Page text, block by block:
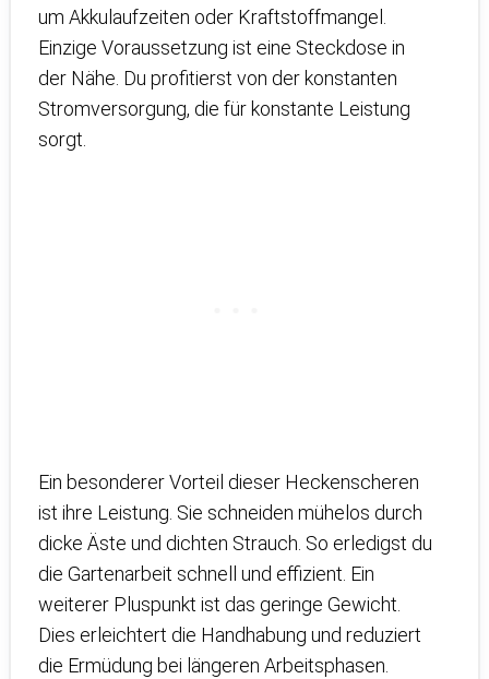
um Akkulaufzeiten oder Kraftstoffmangel.
Einzige Voraussetzung ist eine Steckdose in
der Nähe. Du profitierst von der konstanten
Stromversorgung, die für konstante Leistung
sorgt.
Ein besonderer Vorteil dieser Heckenscheren
ist ihre Leistung. Sie schneiden mühelos durch
dicke Äste und dichten Strauch. So erledigst du
die Gartenarbeit schnell und effizient. Ein
weiterer Pluspunkt ist das geringe Gewicht.
Dies erleichtert die Handhabung und reduziert
die Ermüdung bei längeren Arbeitsphasen.